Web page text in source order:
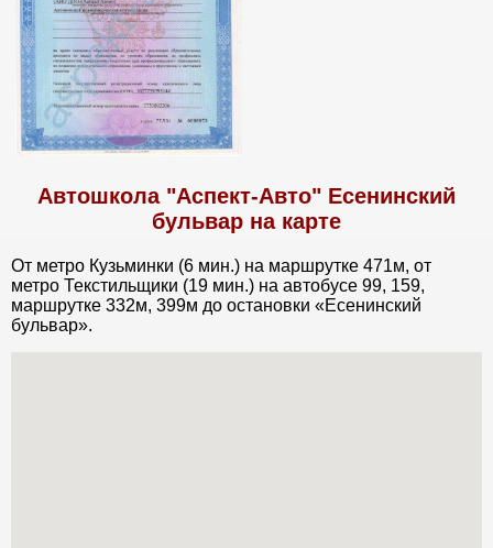
Автошкола "Аспект-Авто" Есенинский
бульвар на карте
От метро Кузьминки (6 мин.) на маршрутке 471м, от
метро Текстильщики (19 мин.) на автобусе 99, 159,
маршрутке 332м, 399м до остановки «Есенинский
бульвар».